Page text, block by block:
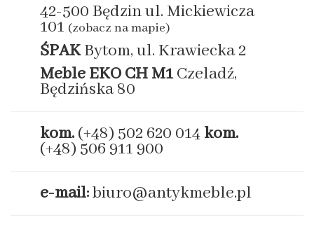
42-500 Będzin ul. Mickiewicza
101 (zobacz na mapie)
ŚPAKBytom, ul. Krawiecka 2
Meble EKO CH M1Czeladź,
Będzińska 80
kom. (+48) 502 620 014 kom.
(+48) 506 911 900
e-mail:biuro@antykmeble.pl